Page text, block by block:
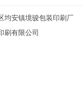
均安镇境骏包装印刷厂
刷有限公司